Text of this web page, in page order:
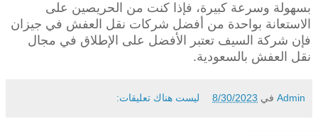
بسهولة وسرعة كبيرة، فإذا كنت من الحريصين على
الاستعانة بواحدة من أفضل شركات نقل العفش في جيزان
فإن شركة السيف تعتبر الأفضل على الإطلاق في مجال
نقل العفش بالسعودية.
Admin في 8/30/2023 ليست هناك تعليقات: